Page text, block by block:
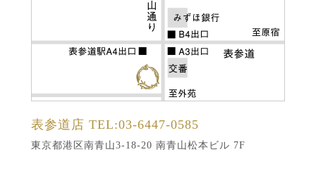
表参道店 TEL:03-6447-0585
東京都港区南青山3-18-20 南青山松本ビル 7F